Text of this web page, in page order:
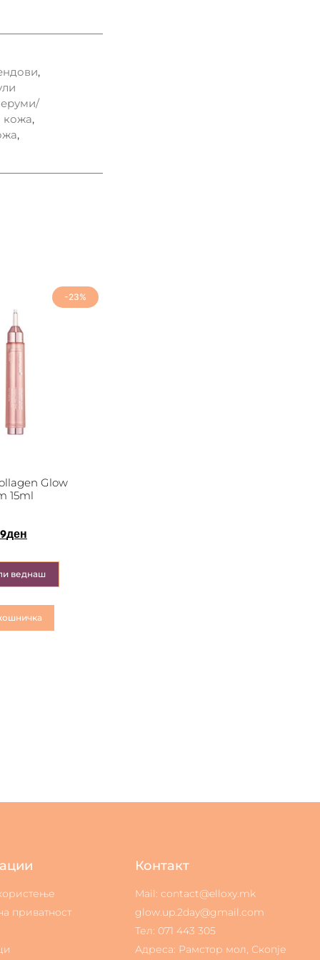
,
кожа,
,
-23%
Glow
15ml
ден
веднаш
приватност
Контакт
Mail: contact@elloxy.mk
glow.up.2day@gmail.com
Тел: 071 443 305
Адреса: Рамстор мол, Скопје